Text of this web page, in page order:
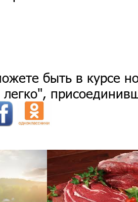
быть в курсе